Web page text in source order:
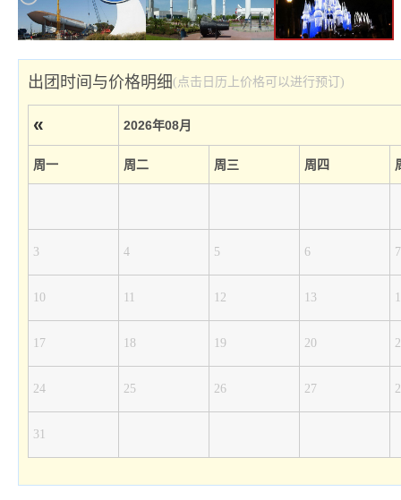
出团时间与价格明细(点击日历上价格可以进行预订)
« 2026年08月
周一 周二 周三 周四
3 4 5 6 7
10 11 12 13
17 18 19 20
24 25 26 27
31